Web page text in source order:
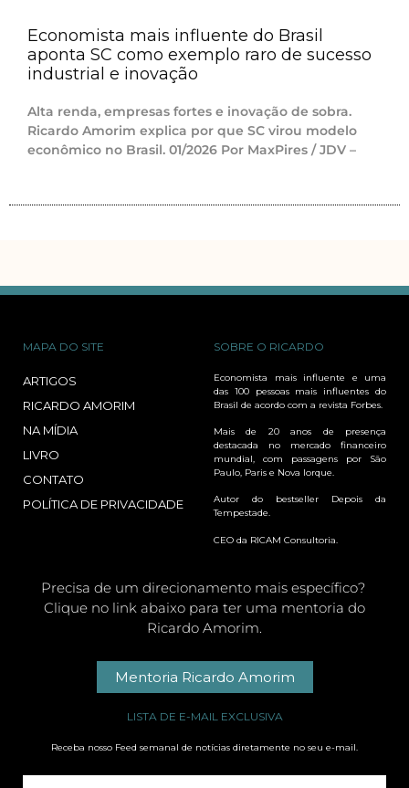
Economista mais influente do Brasil
aponta SC como exemplo raro de sucesso
industrial e inovação
Alta renda, empresas fortes e inovação de sobra.
Ricardo Amorim explica por que SC virou modelo
econômico no Brasil. 01/2026 Por MaxPires / JDV –
MAPA DO SITE
ARTIGOS
RICARDO AMORIM
NA MÍDIA
LIVRO
CONTATO
POLÍTICA DE PRIVACIDADE
SOBRE O RICARDO
Economista mais influente e uma
das 100 pessoas mais influentes do
Brasil de acordo com a revista Forbes.
Mais de 20 anos de presença
destacada no mercado financeiro
mundial, com passagens por São
Paulo, Paris e Nova Iorque.
Autor do bestseller Depois da
Tempestade.
CEO da RICAM Consultoria.
Precisa de um direcionamento mais específico?
Clique no link abaixo para ter uma mentoria do
Ricardo Amorim.
Mentoria Ricardo Amorim
LISTA DE E-MAIL EXCLUSIVA
Receba nosso Feed semanal de notícias diretamente no seu e-mail.